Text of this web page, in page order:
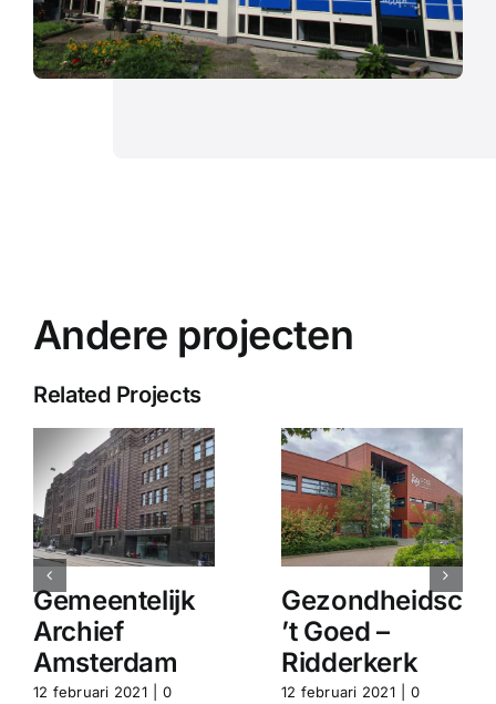
Andere projecten
Related Projects
Gemeentelijk
Archief
Amsterdam
12 februari 2021
0
’t Goed –
Ridderkerk
12 februari 2021
0